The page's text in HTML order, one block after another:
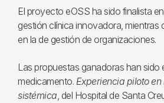
El proyecto eOSS ha sido finalista
gestión clínica innovadora, mientras
en la de gestión de organizaciones.
Las propuestas ganadoras han
medicamento. Experiencia piloto
sistémica, del Hospital de Santa